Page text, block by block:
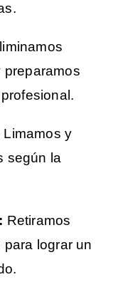
preparamos
Limamos y
según la
Retiramos
lograr un